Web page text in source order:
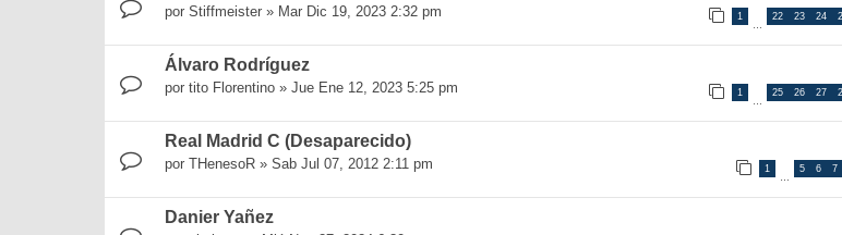
por Stiffmeister » Mar Dic 19, 2023 2:32 pm 1
…
22 23 24
Álvaro Rodríguez
por tito Florentino » Jue Ene 12, 2023 5:25 pm 1
…
25 26 27
Real Madrid C (Desaparecido)
por THenesoR » Sab Jul 07, 2012 2:11 pm 1
…
5 6 7
Danier Yañez